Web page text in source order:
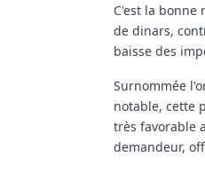
C'est la bonne
de dinars,
baisse des
Surnommée
notable, cette
très favorable
demandeur,